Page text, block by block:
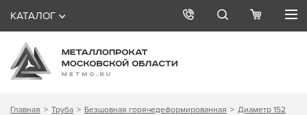
КАТАЛОГ
Главная Труба Безшовная горячедеформированная Диаметр 152